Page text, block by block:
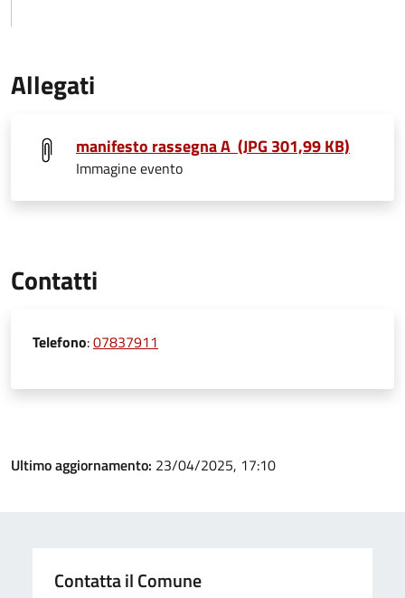
Allegati
manifesto rassegna A (JPG 301,99 KB)
Immagine evento
Contatti
Telefono:07837911
Ultimo aggiornamento: 23/04/2025, 17:10
Contatta il Comune